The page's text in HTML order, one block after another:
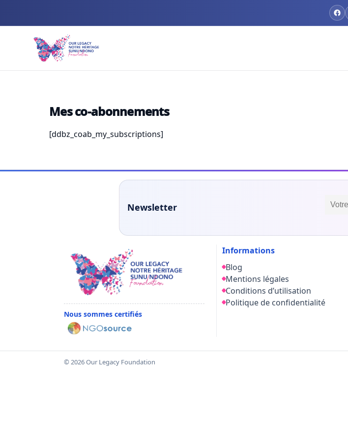
Mes co-abonnements
[ddbz_coab_my_subscriptions]
Newsletter
Nous sommes certifiés
Informations
Blog
Mentions légales
Conditions d’utilisation
Politique de confidentialité
© 2026 Our Legacy Foundation